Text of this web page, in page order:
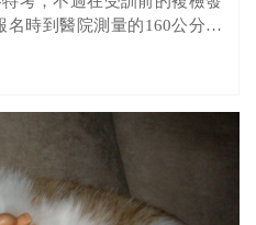
名時到醫院測量的160公分。